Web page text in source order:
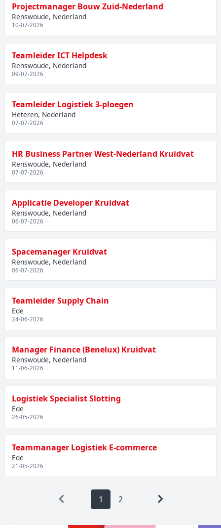
Projectmanager Bouw Zuid-Nederland
Renswoude, Nederland
10-07-2026
Teamleider ICT Helpdesk
Renswoude, Nederland
09-07-2026
Teamleider Logistiek 3-ploegen
Heteren, Nederland
07-07-2026
HR Business Partner West-Nederland Kruidvat
Renswoude, Nederland
07-07-2026
Applicatie Developer Kruidvat
Renswoude, Nederland
06-07-2026
Spacemanager Kruidvat
Renswoude, Nederland
06-07-2026
Teamleider Supply Chain
Ede
24-06-2026
Manager Finance (Benelux) Kruidvat
Renswoude, Nederland
11-06-2026
Logistiek Specialist Slotting
Ede
26-05-2026
Teammanager Logistiek E-commerce
Ede
21-05-2026
1 2